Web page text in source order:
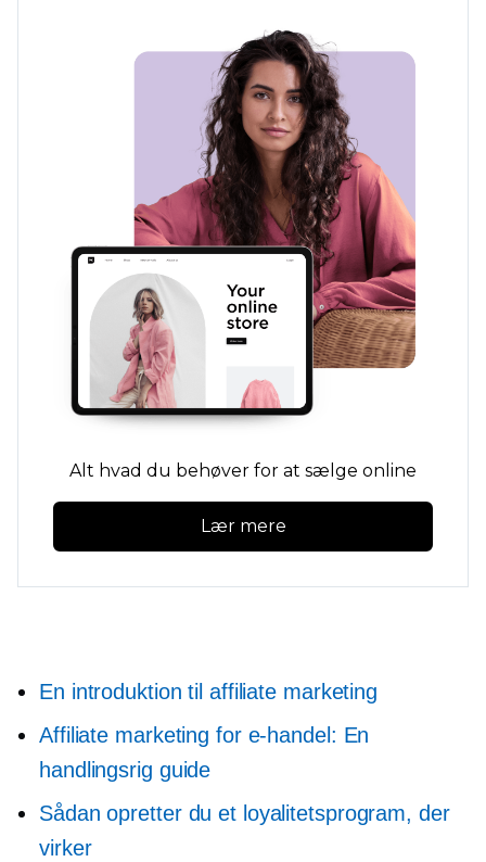
Alt hvad du behøver for at sælge online
Lær mere
En introduktion til affiliate marketing
Affiliate marketing for e-handel: En
handlingsrig guide
Sådan opretter du et loyalitetsprogram, der
virker